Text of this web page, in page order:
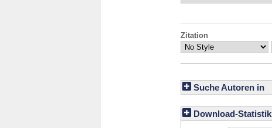
Zitation
Suche Autoren in
Download-Statistik